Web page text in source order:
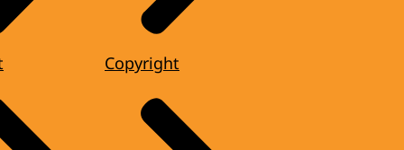
Copyright